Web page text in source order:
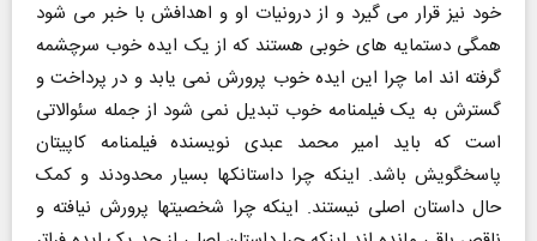
خود نیز قرار می گیرد و از درونیات او و اهدافش با خبر می شود
همگی دستمایه های خوبی هستند که از یک ایده خوب سرچشمه
گرفته اند اما چرا این ایده خوب پرورش نمی یابد و در پرداخت و
گسترش به یک فیلمنامه خوب تبدیل نمی شود از جمله سئوالاتی
است که باید امیر محمد عبدی نویسنده فیلمنامه کاپیتان
پاسخگویش باشد. اینکه چرا داستانکها بسیار محدودند و کمک
حال داستان اصلی نیستند. اینکه چرا شخصیتها پرورش نیافته و